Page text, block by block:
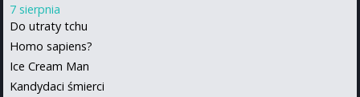
7 sierpnia
Do utraty tchu
Homo sapiens?
Ice Cream Man
Kandydaci śmierci